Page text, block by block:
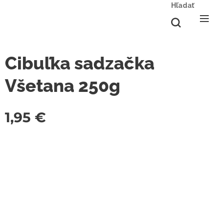
Hľadať
Cibuľka sadzačka
Všetana 250g
1,95 €